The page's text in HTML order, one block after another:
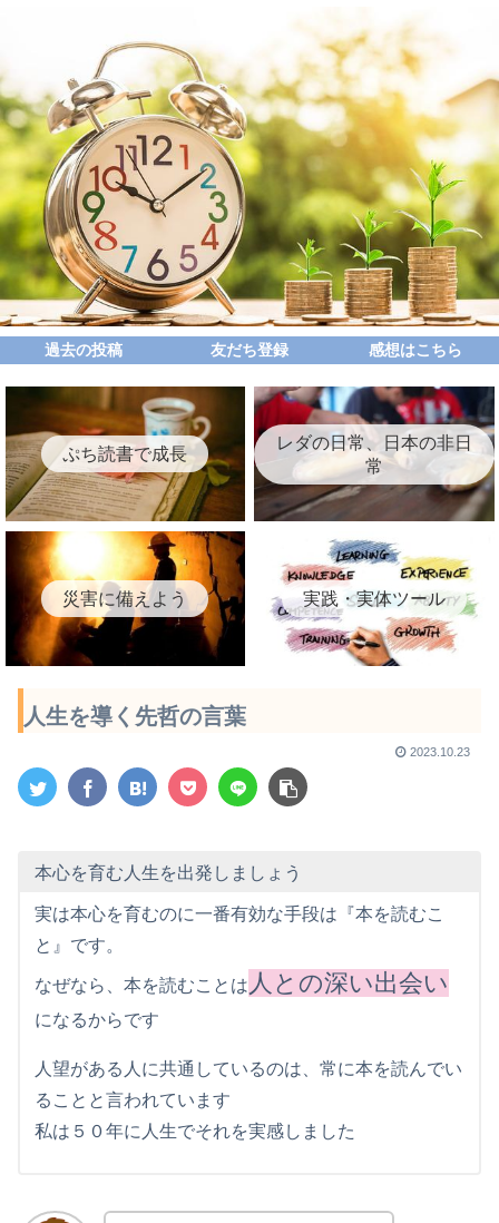
過去の投稿 友だち登録 感想はこちら
ぷち読書で成長
レダの日常、日本の非日
常
災害に備えよう 実践・実体ツール
人生を導く先哲の言葉
2023.10.23
本心を育む人生を出発しましょう
実は本心を育むのに一番有効な手段は『本を読むこ
と』です。
なぜなら、本を読むことは 人との深い出会い
になるからです
人望がある人に共通しているのは、常に本を読んでい
ることと言われています
私は５０年に人生でそれを実感しました